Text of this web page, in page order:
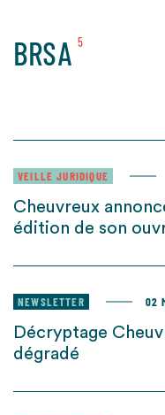
BRSA 5
VEILLE JURIDIQUE
Cheuvreux
édition de son
NEWSLETTER 02
Décryptage
dégradé